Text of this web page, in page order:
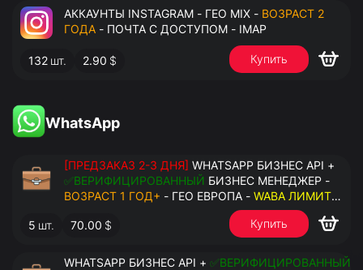
АККАУНТЫ INSTAGRAM - ГЕО MIX - ВОЗРАСТ 2
ГОДА - ПОЧТА С ДОСТУПОМ - IMAP
132 шт. 2.90 $ Купить
WhatsApp
[ПРЕДЗАКАЗ 2-3 ДНЯ] WHATSAPP БИЗНЕС API +
✅ВЕРИФИЦИРОВАННЫЙ БИЗНЕС МЕНЕДЖЕР -
ВОЗРАСТ 1 ГОД+ - ГЕО ЕВРОПА - WABA ЛИМИТ
- ДОСТУПНО К ПРИВЯЗКЕ ДО 20
НОМЕРОВ - ПРАВА АДМИНИСТРАТОРА
5 шт. 70.00 $ Купить
WHATSAPP БИЗНЕС API + ✅ВЕРИФИЦИРОВАННЫЙ